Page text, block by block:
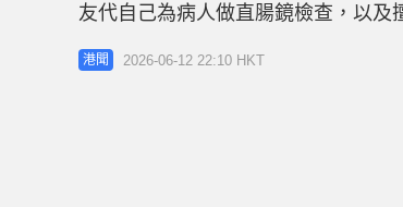
友代自己為病人做直腸鏡檢查，以
報警處理並暫停該實習醫生及屯門
時解僱一名實習醫生。該局知悉近日
港聞 2026-06-12 22:10 HKT